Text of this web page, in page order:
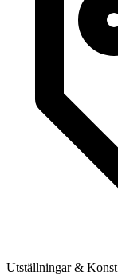
Utställningar & Konst